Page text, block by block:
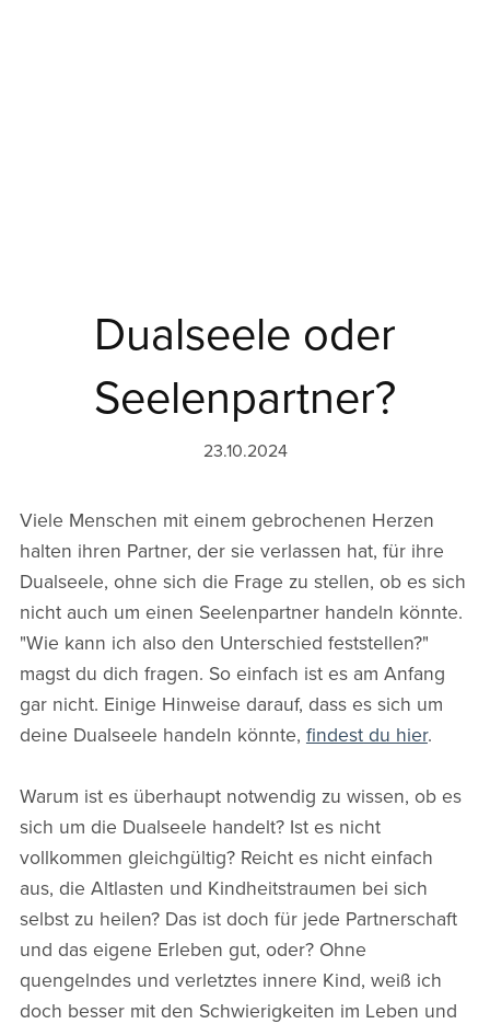
Dualseele oder
Seelenpartner?
23.10.2024
Viele Menschen mit einem gebrochenen Herzen
halten ihren Partner, der sie verlassen hat, für ihre
Dualseele, ohne sich die Frage zu stellen, ob es sich
nicht auch um einen Seelenpartner handeln könnte.
"Wie kann ich also den Unterschied feststellen?"
magst du dich fragen. So einfach ist es am Anfang
gar nicht. Einige Hinweise darauf, dass es sich um
deine Dualseele handeln könnte, findest du hier.
Warum ist es überhaupt notwendig zu wissen, ob es
sich um die Dualseele handelt? Ist es nicht
vollkommen gleichgültig? Reicht es nicht einfach
aus, die Altlasten und Kindheitstraumen bei sich
selbst zu heilen? Das ist doch für jede Partnerschaft
und das eigene Erleben gut, oder? Ohne
quengelndes und verletztes innere Kind, weiß ich
doch besser mit den Schwierigkeiten im Leben und